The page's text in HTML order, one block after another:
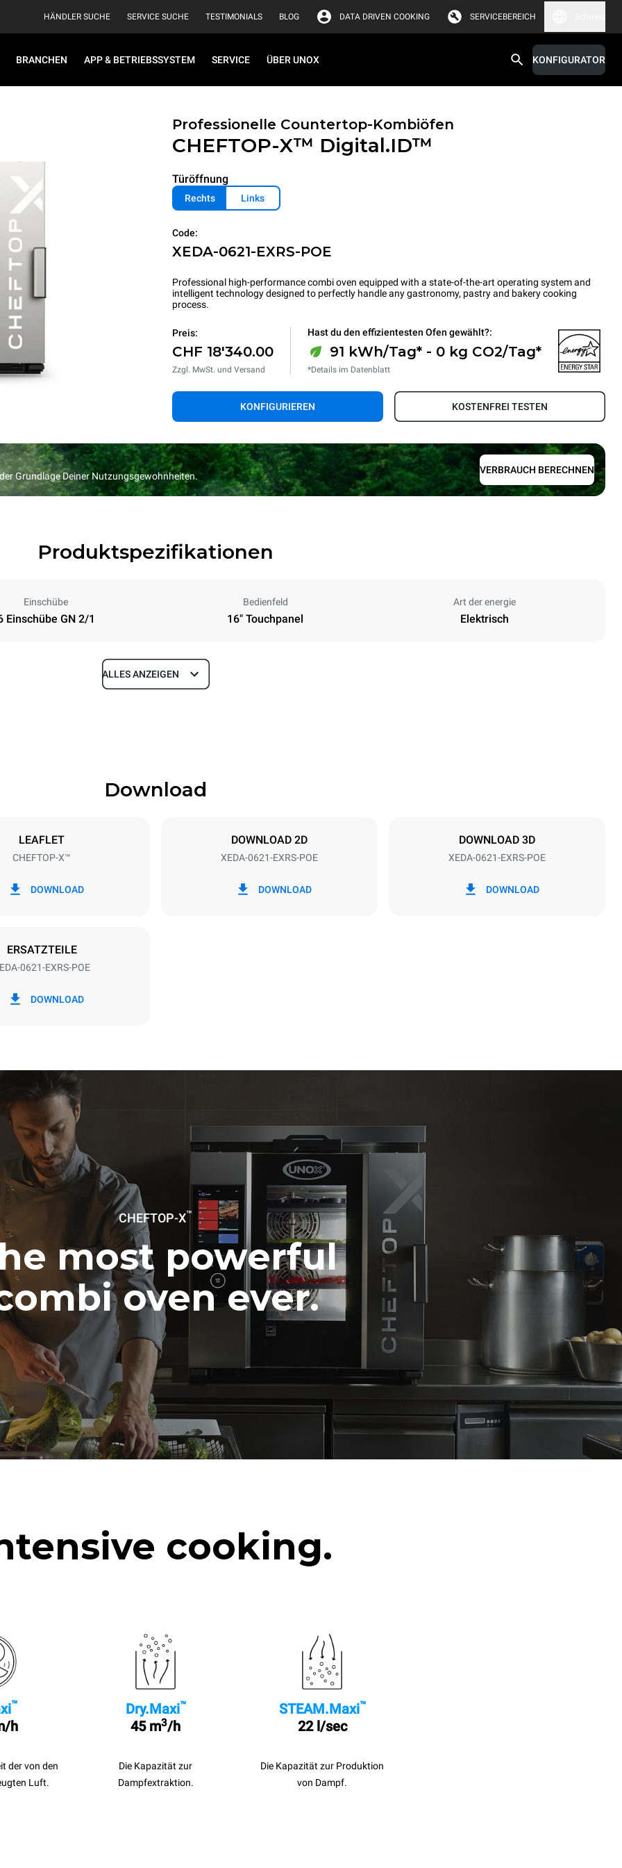
HÄNDLER SUCHE SERVICE SUCHE TESTIMONIALS BLOG DATA DRIVEN COOKING SERVICEBEREICH
BRANCHEN APP & BETRIEBSSYSTEM SERVICE ÜBER UNOX KONFIGURATOR
Professionelle Countertop-Kombiöfen
CHEFTOP-X™ Digital.ID™
Türöffnung
Rechts Links
Code:
XEDA-0621-EXRS-POE
Professional high-performance combi oven equipped with a state-of-the-art operating system and
intelligent technology designed to perfectly handle any gastronomy, pastry and bakery cooking
process.
Preis:
CHF 18'340.00
Zzgl. MwSt. und Versand
Hast du den effizientesten Ofen gewählt?:
91 kWh/Tag* - 0 kg CO2/Tag*
*Details im Datenblatt
KONFIGURIEREN KOSTENFREI TESTEN
Grundlage Deiner Nutzungsgewohnheiten.
VERBRAUCH BERECHNEN
Produktspezifikationen
Einschübe
Einschübe GN 2/1
Bedienfeld
16" Touchpanel
Art der energie
Elektrisch
Tiefe
Blechgröße
/ 220-240V 3~
Annahme folgender
Nutzung (52
ALLES ANZEIGEN
Download
LEAFLET
CHEFTOP-X™
DOWNLOAD
DOWNLOAD 2D
XEDA-0621-EXRS-POE
DOWNLOAD
DOWNLOAD 3D
XEDA-0621-EXRS-POE
DOWNLOAD
ERSATZTEILE
0621-EXRS-POE
DOWNLOAD
CHEFTOP-X™
most powerful
oven ever.
cooking.
™
h
der von den
Luft.
Dry.Maxi™
45 m3/h
Die Kapazität zur
Dampfextraktion.
STEAM.Maxi™
22 l/sec
Die Kapazität zur Produktion
von Dampf.